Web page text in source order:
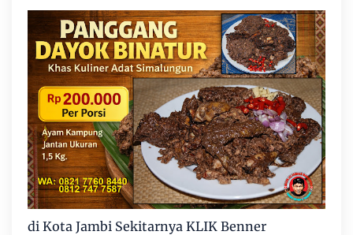
di Kota Jambi Sekitarnya KLIK Benner